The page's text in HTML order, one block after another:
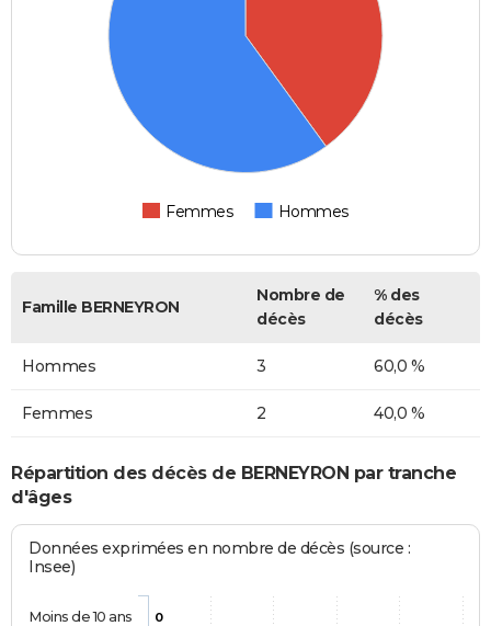
Femmes Hommes
Famille BERNEYRON
Nombre de
décès
% des
décès
Hommes 3 60,0 %
Femmes 2 40,0 %
Répartition des décès de BERNEYRON par tranche
d'âges
Données exprimées en nombre de décès (source :
Insee)
0
Moins de 10 ans